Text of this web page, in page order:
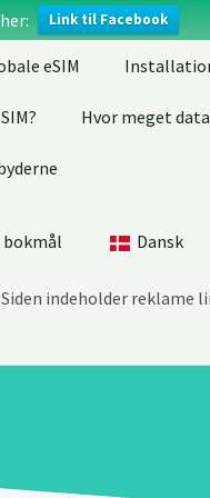
Link til Facebook
eSIM
Hvor meget
bokmål Dansk
Siden indeholder reklame